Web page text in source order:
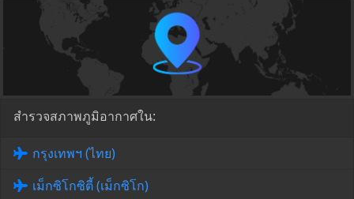
สำรวจสภาพภูมิอากาศใน:
กรุงเทพฯ (ไทย)
เม็กซิโกซิตี้ (เม็กซิโก)